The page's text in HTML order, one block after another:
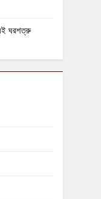
ঘরশত্রু